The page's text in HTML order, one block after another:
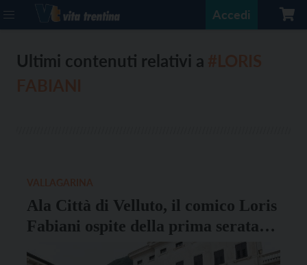
Accedi
Ultimi contenuti relativi a
Ala Città di Velluto, il comico Loris
Fabiani ospite della prima serata